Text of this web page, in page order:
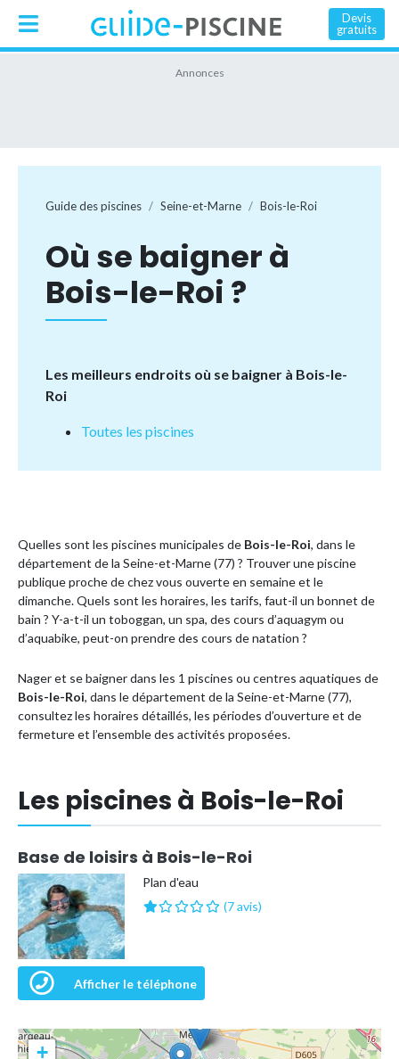
Devis
gratuits
Guide des piscines Seine-et-Marne Bois-le-Roi
Où se baigner à
Bois-le-Roi ?
Les meilleurs endroits où se baigner à Bois-le-
Roi
Toutes les piscines
Quelles sont les piscines municipales de Bois-le-Roi, dans le
département de la Seine-et-Marne (77) ? Trouver une piscine
publique proche de chez vous ouverte en semaine et le
dimanche. Quels sont les horaires, les tarifs, faut-il un bonnet de
bain ? Y-a-t-il un toboggan, un spa, des cours d’aquagym ou
d’aquabike, peut-on prendre des cours de natation ?
Nager et se baigner dans les 1 piscines ou centres aquatiques de
Bois-le-Roi, dans le département de la Seine-et-Marne (77),
consultez les horaires détaillés, les périodes d’ouverture et de
fermeture et l’ensemble des activités proposées.
Les piscines à Bois-le-Roi
Base de loisirs à Bois-le-Roi
Plan d'eau
(7 avis)
Afficher le téléphone
+